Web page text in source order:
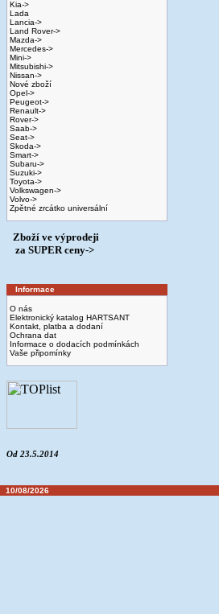
Kia->
Lada
Lancia->
Land Rover->
Mazda->
Mercedes->
Mini->
Mitsubishi->
Nissan->
Nové zboží
Opel->
Peugeot->
Renault->
Rover->
Saab->
Seat->
Skoda->
Smart->
Subaru->
Suzuki->
Toyota->
Volkswagen->
Volvo->
Zpětné zrcátko universální
Zboží ve výprodeji
­ za SUPER ceny->
Informace
O nás
Elektronický katalog HARTSANT
Kontakt, platba a dodaní
Ochrana dat
Informace o dodacích podmínkách
Vaše připomínky
Od 23.5.2014
10/08/2026